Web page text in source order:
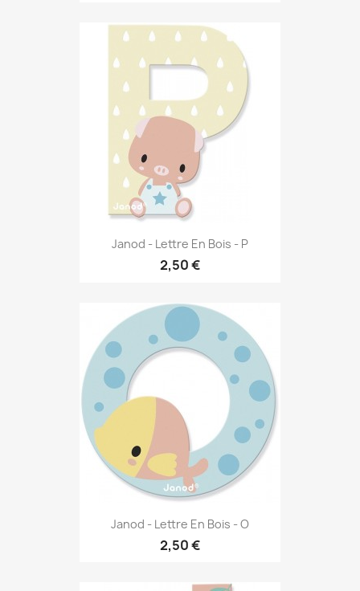
Janod - Lettre En Bois - P
2,50 €
Janod - Lettre En Bois - O
2,50 €